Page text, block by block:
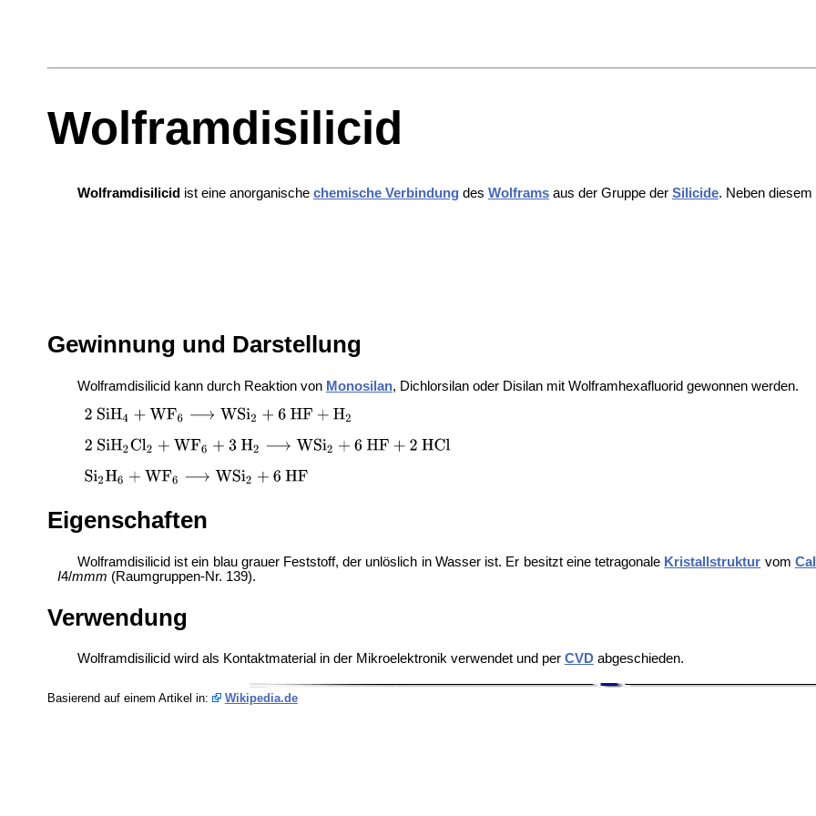
Wolframdisilicid
Wolframdisilicid ist eine anorganische chemische Verbindungdes Wolframsaus der Gruppe der Silicide. Neben
Gewinnung und Darstellung
Wolframdisilicid kann durch Reaktion von Monosilan, Dichlorsilan oder Disilan mit Wolframhexafluorid gewonnen werden.
Eigenschaften
Wolframdisilicid ist ein blau grauer Feststoff, der unlöslich in Wasser ist. Er besitzt eine tetragonale Kristallstruktur vom
I4/mmm (Raumgruppen-Nr. 139).
Verwendung
Wolframdisilicid wird als Kontaktmaterial in der Mikroelektronik verwendet und per CVDabgeschieden.
Basierend auf einem Artikel in: Wikipedia.de